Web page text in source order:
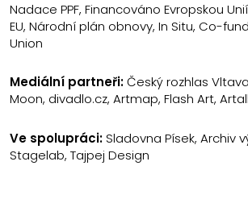
Nadace PPF, Financováno Evropskou
EU, Národní plán obnovy, In Situ, Co-
Union
Mediální partneři:Český rozhlas
Moon, divadlo.cz, Artmap, Flash Art,
Ve spolupráci:Sladovna Písek, Archiv
Stagelab, Tajpej Design